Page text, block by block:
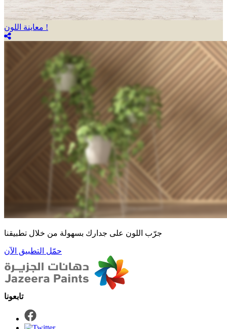
معاينة اللون !
جرّب اللون على جدارك بسهولة من خلال تطبيقنا
حمّل التطبيق الآن